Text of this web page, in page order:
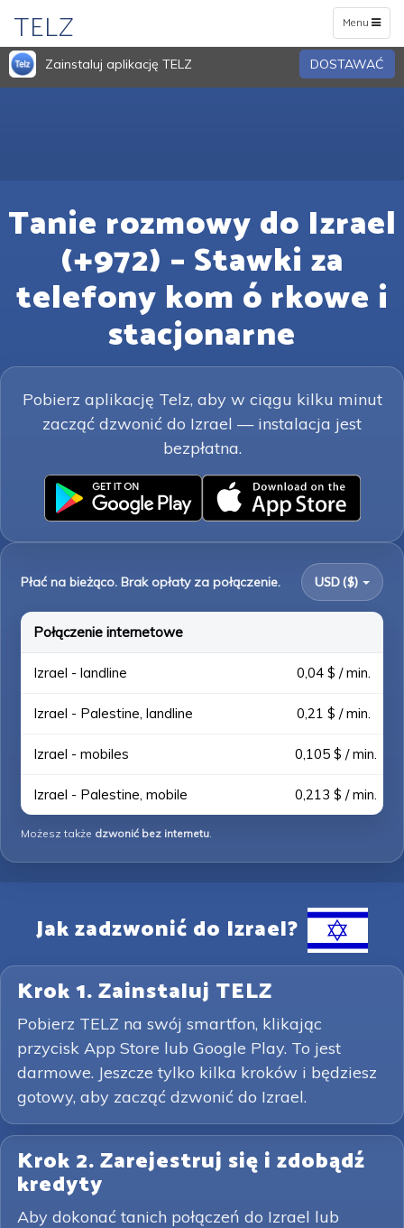
Toggle
navigation
Menu
TELZ
Zainstaluj aplikację TELZ DOSTAWAĆ
Tanie rozmowy do Izrael
(+972) – Stawki za
telefony kom ó rkowe i
stacjonarne
Pobierz aplikację Telz, aby w ciągu kilku minut
zacząć dzwonić do Izrael — instalacja jest
bezpłatna.
Płać na bieżąco. Brak opłaty za połączenie. USD ($)
Połączenie internetowe
Izrael - landline 0,04 $ / min.
Izrael - Palestine, landline 0,21 $ / min.
Izrael - mobiles 0,105 $ / min.
Izrael - Palestine, mobile 0,213 $ / min.
Możesz także dzwonić bez internetu.
Jak zadzwonić do Izrael?
Krok 1. Zainstaluj TELZ
Pobierz TELZ na swój smartfon, klikając
przycisk App Store lub Google Play. To jest
darmowe. Jeszcze tylko kilka kroków i będziesz
gotowy, aby zacząć dzwonić do Izrael.
Krok 2. Zarejestruj się i zdobądź
kredyty
Aby dokonać tanich połączeń do Izrael lub